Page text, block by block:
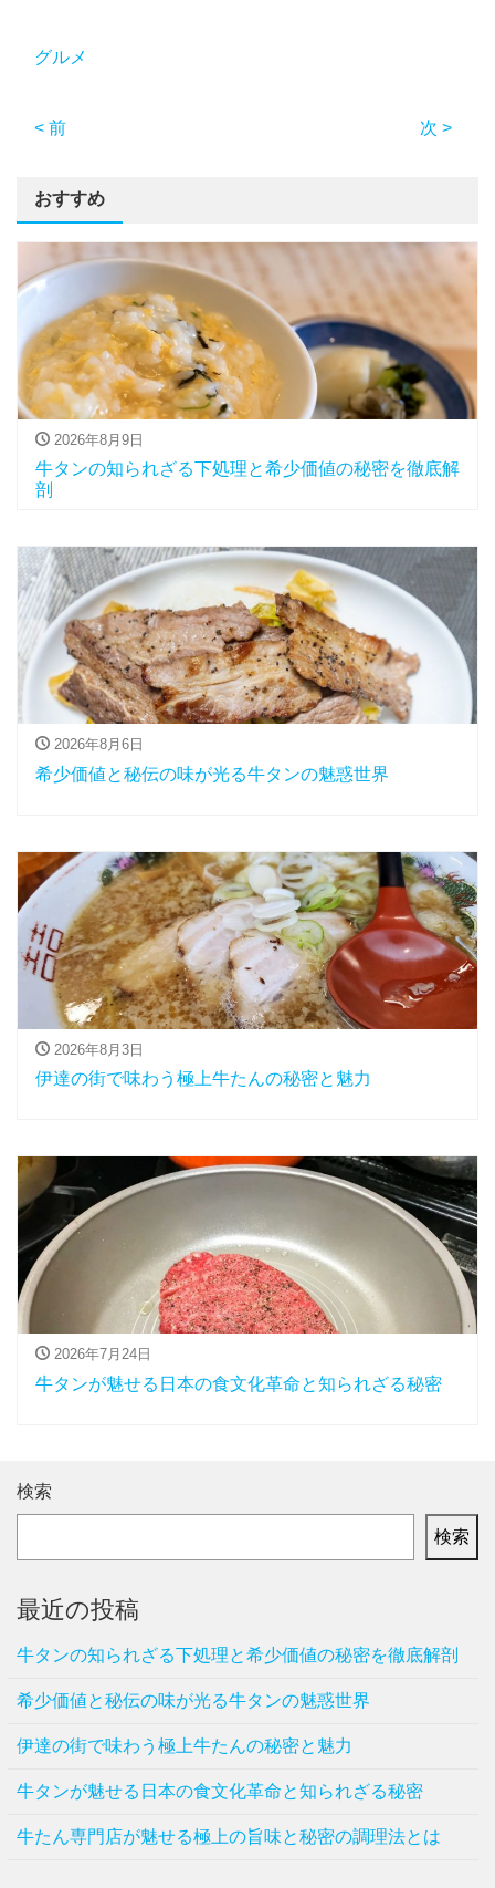
グルメ
< 前 次 >
おすすめ
2026年8月9日
牛タンの知られざる下処理と希少価値の秘密を徹底解
剖
2026年8月6日
希少価値と秘伝の味が光る牛タンの魅惑世界
2026年8月3日
伊達の街で味わう極上牛たんの秘密と魅力
2026年7月24日
牛タンが魅せる日本の食文化革命と知られざる秘密
検索
検索
最近の投稿
牛タンの知られざる下処理と希少価値の秘密を徹底解剖
希少価値と秘伝の味が光る牛タンの魅惑世界
伊達の街で味わう極上牛たんの秘密と魅力
牛タンが魅せる日本の食文化革命と知られざる秘密
牛たん専門店が魅せる極上の旨味と秘密の調理法とは